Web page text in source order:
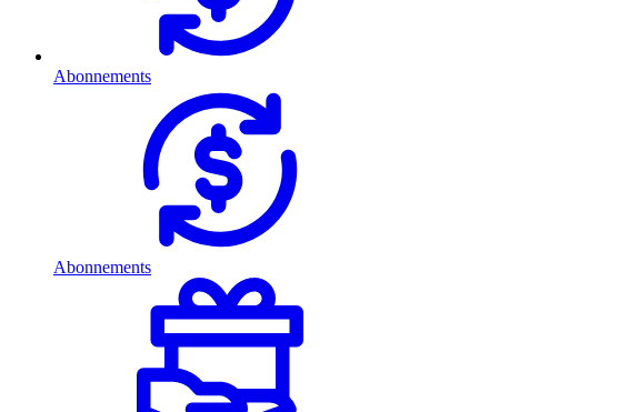
Abonnements
Abonnements